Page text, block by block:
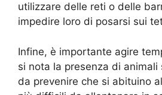
utilizzare delle reti o delle
impedire loro di posarsi sui
Infine, è importante agire
si nota la presenza di
da prevenire che si abituino